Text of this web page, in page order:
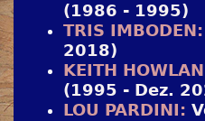
(1986 - 1995)
TRIS IMBODEN:
2018)
KEITH
(1995 - Dez.
LOU PARDINI: